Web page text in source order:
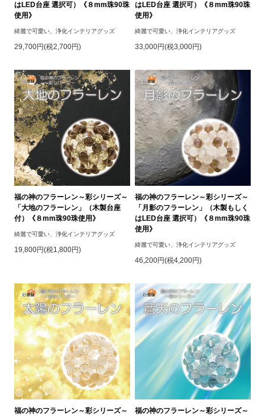
はLED台座 選択可）《８mm珠90珠
使用》
綺麗で可愛い、浄化インテリアグッズ
29,700円(税2,700円)
はLED台座 選択可）《８mm珠90珠
使用》
綺麗で可愛い、浄化インテリアグッズ
33,000円(税3,000円)
福の神のフラーレン～彩シリーズ～
「大地のフラーレン」（木製台座
付）《８mm珠90珠使用》
綺麗で可愛い、浄化インテリアグッズ
19,800円(税1,800円)
福の神のフラーレン～彩シリーズ～
「月影のフラーレン」（木製もしく
はLED台座 選択可）《８mm珠90珠
使用》
綺麗で可愛い、浄化インテリアグッズ
46,200円(税4,200円)
福の神のフラーレン～彩シリーズ～
福の神のフラーレン～彩シリーズ～